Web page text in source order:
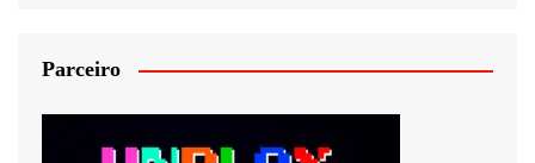
Parceiro